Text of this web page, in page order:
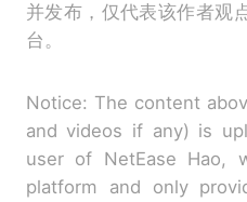
并发布，仅代表该作者观
台。
Notice: The content
and videos if any) is
user of NetEase Hao,
platform and only